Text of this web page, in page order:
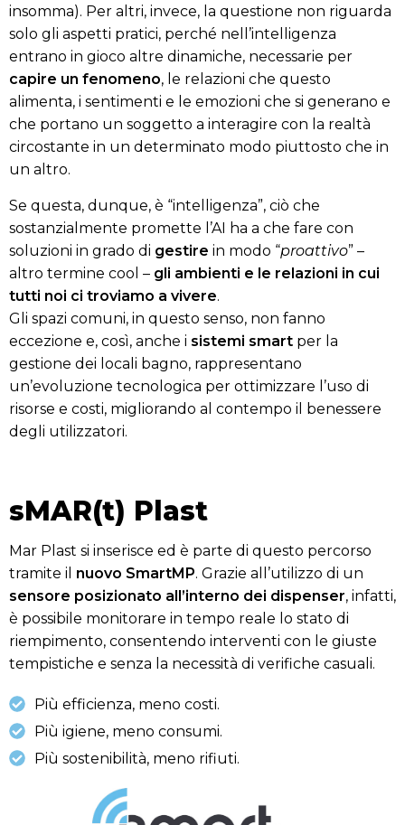
insomma). Per altri, invece, la questione non riguarda
solo gli aspetti pratici, perché nell’intelligenza
entrano in gioco altre dinamiche, necessarie per
capire un fenomeno, le relazioni che questo
alimenta, i sentimenti e le emozioni che si generano e
che portano un soggetto a interagire con la realtà
circostante in un determinato modo piuttosto che in
un altro.
Se questa, dunque, è “intelligenza”, ciò che
sostanzialmente promette l’AI ha a che fare con
soluzioni in grado di gestire in modo “proattivo” –
altro termine cool – gli ambienti e le relazioni in cui
tutti noi ci troviamo a vivere.
Gli spazi comuni, in questo senso, non fanno
eccezione e, così, anche i sistemi smart per la
gestione dei locali bagno, rappresentano
un’evoluzione tecnologica per ottimizzare l’uso di
risorse e costi, migliorando al contempo il benessere
degli utilizzatori.
sMAR(t) Plast
Mar Plast si inserisce ed è parte di questo percorso
tramite il nuovo SmartMP. Grazie all’utilizzo di un
sensore posizionato all’interno dei dispenser, infatti,
è possibile monitorare in tempo reale lo stato di
riempimento, consentendo interventi con le giuste
tempistiche e senza la necessità di verifiche casuali.
Più efficienza, meno costi.
Più igiene, meno consumi.
Più sostenibilità, meno rifiuti.